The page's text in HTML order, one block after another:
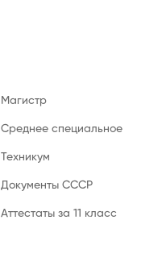
Магистр
Среднее специальное
Техникум
Документы СССР
Аттестаты за 11 класс